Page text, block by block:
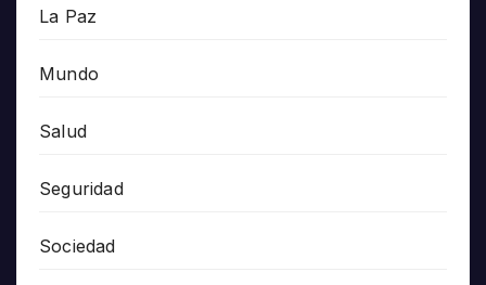
La Paz
Mundo
Salud
Seguridad
Sociedad